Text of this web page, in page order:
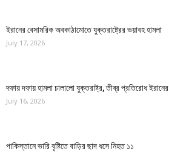
ইরানের বেসামরিক অবকাঠামোতে যুক্তরাষ্ট্রের ভয়াবহ হামলা
July 17, 2026
দফায় দফায় হামলা চালালো যুক্তরাষ্ট্র, তীব্র প্রতিরোধ ইরানের
July 16, 2026
পাকিস্তানে ভারি বৃষ্টিতে বাড়ির ছাদ ধসে নিহত ১১